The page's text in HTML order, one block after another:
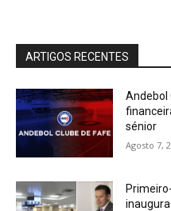
ARTIGOS RECENTES
Andebol
sénior
Agosto 7,